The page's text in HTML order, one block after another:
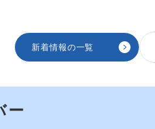
新着情報の一覧
ー